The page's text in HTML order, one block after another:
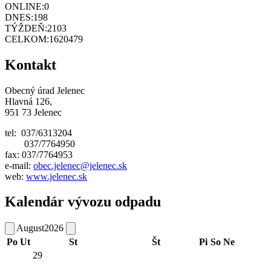
ONLINE:0
DNES:198
TÝŽDEŇ:2103
CELKOM:1620479
Kontakt
Obecný úrad Jelenec
Hlavná 126,
951 73 Jelenec
tel: 037/6313204
037/7764950
fax: 037/7764953
e-mail: obec.jelenec@jelenec.sk
web: www.jelenec.sk
Kalendár vývozu odpadu
August2026
Po Ut St Št Pi So Ne
29